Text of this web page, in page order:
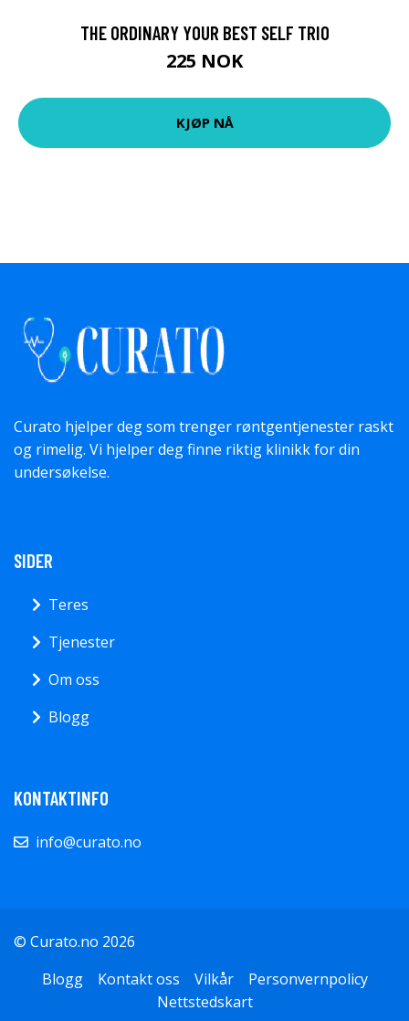
THE ORDINARY YOUR BEST SELF TRIO
225 NOK
KJØP NÅ
Curato hjelper deg som trenger røntgentjenester raskt
og rimelig. Vi hjelper deg finne riktig klinikk for din
undersøkelse.
SIDER
Teres
Tjenester
Om oss
Blogg
KONTAKTINFO
info@curato.no
© Curato.no 2026
Blogg
Kontakt oss Vilkår
Personvernpolicy
Nettstedskart